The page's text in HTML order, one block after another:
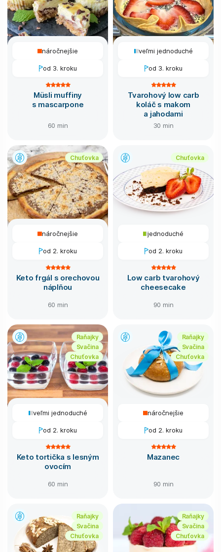
náročnejšie
od 3. kroku
Müsli muffiny
s mascarpone
60 min
veľmi jednoduché
od 3. kroku
Tvarohový low carb
koláč s makom
a jahodami
30 min
Chuťovka
náročnejšie
od 2. kroku
Keto frgál s orechovou
náplňou
60 min
Chuťovka
jednoduché
od 2. kroku
Low carb tvarohový
cheesecake
90 min
Raňajky
Svačina
Chuťovka
veľmi jednoduché
od 2. kroku
Keto tortička s lesným
ovocím
60 min
Raňajky
Svačina
Chuťovka
náročnejšie
od 2. kroku
Mazanec
90 min
Raňajky
Svačina
Chuťovka
Raňajky
Svačina
Chuťovka